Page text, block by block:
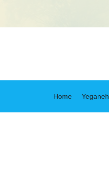
Home Yeganeh